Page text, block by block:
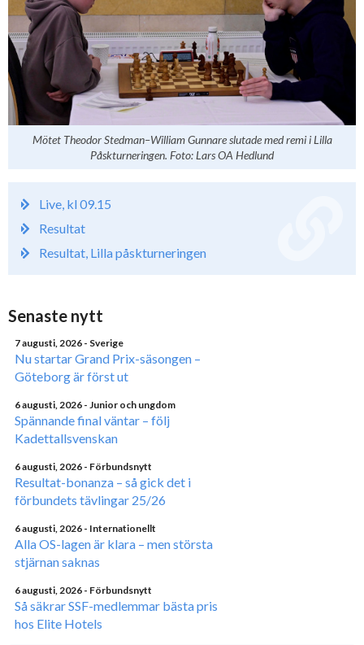
Mötet Theodor Stedman–William Gunnare slutade med remi i Lilla
Påskturneringen. Foto: Lars OA Hedlund
Live, kl 09.15
Resultat
Resultat, Lilla påskturneringen
Senaste nytt
7 augusti, 2026 - Sverige
Nu startar Grand Prix-säsongen –
Göteborg är först ut
6 augusti, 2026 - Junior och ungdom
Spännande final väntar – följ
Kadettallsvenskan
6 augusti, 2026 - Förbundsnytt
Resultat-bonanza – så gick det i
förbundets tävlingar 25/26
6 augusti, 2026 - Internationellt
Alla OS-lagen är klara – men största
stjärnan saknas
6 augusti, 2026 - Förbundsnytt
Så säkrar SSF-medlemmar bästa pris
hos Elite Hotels